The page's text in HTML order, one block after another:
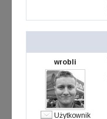
wrobli
Użytkownik